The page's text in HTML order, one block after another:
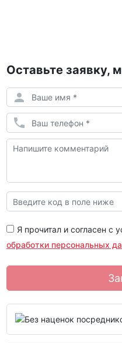
Оставьте заявку,
Я прочитал и согласен с
обработки персональных